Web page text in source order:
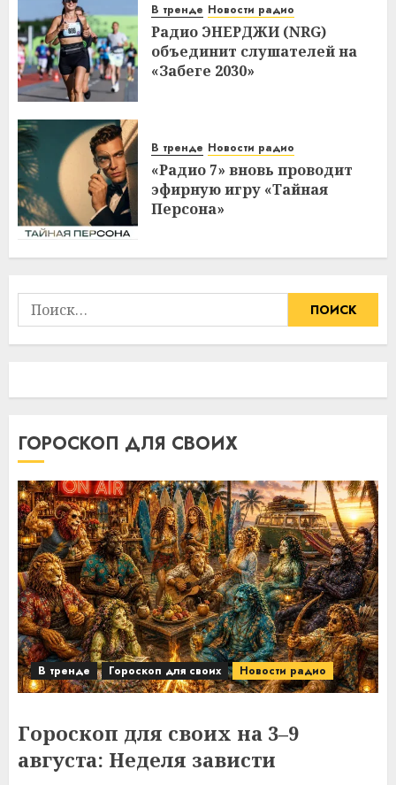
В тренде Новости радио
Радио ЭНЕРДЖИ (NRG)
объединит слушателей на
«Забеге 2030»
В тренде Новости радио
«Радио 7» вновь проводит
эфирную игру «Тайная
Персона»
Найти:
ГОРОСКОП ДЛЯ СВОИХ
В тренде Гороскоп для своих Новости радио
Гороскоп для своих на 3–9
августа: Неделя зависти